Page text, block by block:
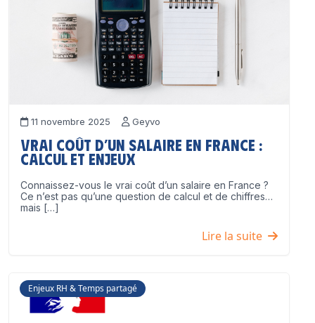
11 novembre 2025 Geyvo
Vrai coût d’un salaire en France :
calcul et enjeux
Connaissez-vous le vrai coût d’un salaire en France ?
Ce n’est pas qu’une question de calcul et de chiffres…
mais […]
Lire la suite
Enjeux RH & Temps partagé